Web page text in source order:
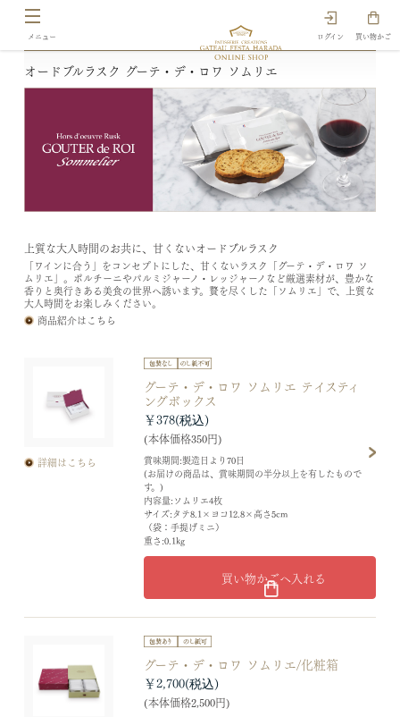
ログイン 買い物かご
オードブルラスク グーテ・デ・ロワ ソムリエ
上質な大人時間のお共に、甘くないオードブルラスク
「ワインに合う」をコンセプトにした、甘くないラスク「グーテ・デ・ロワ ソ
ムリエ」。ポルチーニやパルミジャーノ・レッジャーノなど厳選素材が、豊かな
香りと奥行きある美食の世界へ誘います。贅を尽くした「ソムリエ」で、上質な
大人時間をお楽しみください。
商品紹介はこちら
詳細はこちら
グーテ・デ・ロワ ソムリエ テイスティ
ングボックス
賞味期間:製造日より70日
(お届けの商品は、賞味期間の半分以上を有したもので
す。)
内容量:ソムリエ4枚
サイズ:タテ8.1×ヨコ12.8×高さ5cm
（袋：手提げミニ）
重さ:0.1kg
￥378
(本体価格350円)
買い物かごへ入れる
グーテ・デ・ロワ ソムリエ/化粧箱
￥2,700
(本体価格2,500円)